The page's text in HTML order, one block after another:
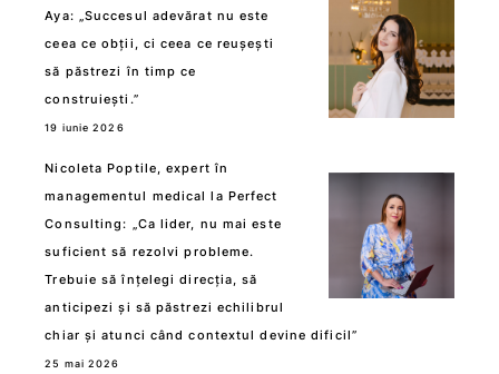
Aya: „Succesul adevărat nu este
ceea ce obții, ci ceea ce reușești
să păstrezi în timp ce
construiești.”
19 iunie 2026
Nicoleta Poptile, expert în
managementul medical la Perfect
Consulting: „Ca lider, nu mai este
suficient să rezolvi probleme.
Trebuie să înțelegi direcția, să
anticipezi și să păstrezi echilibrul
chiar și atunci când contextul devine dificil”
25 mai 2026